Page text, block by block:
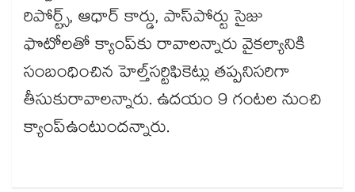
రిపోర్ట్స్​, ఆధార్ కార్డు, పాస్‌‌పోర్టు సైజు
ఫొటోలతో క్యాంప్​కు రావాలన్నారు వైకల్యానికి
సంబంధించిన హెల్త్​సర్టిఫికెట్లు తప్పనిసరిగా
తీసుకురావాలన్నారు. ఉదయం 9 గంటల నుంచి
క్యాంప్​ఉంటుందన్నారు.